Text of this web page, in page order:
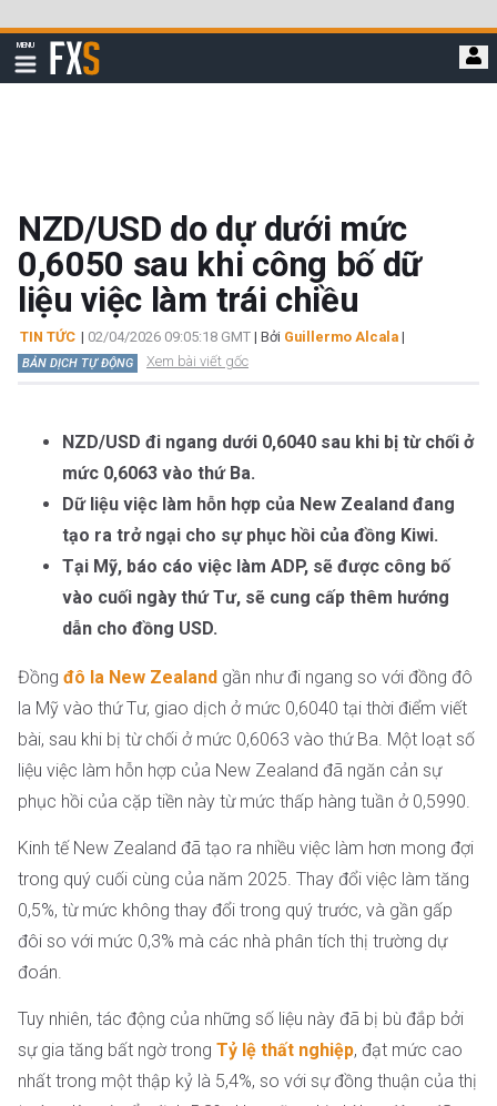
qua
đi
MENU
Hiển
thị
FXStreet
NZD/USD do dự dưới mức
0,6050 sau khi công bố dữ
liệu việc làm trái chiều
TIN TỨC | 02/04/2026 09:05:18 GMT | Bởi Guillermo Alcala |
BẢN DỊCH TỰ ĐỘNG Xem bài viết gốc
NZD/USD đi ngang dưới 0,6040 sau khi bị từ chối ở
mức 0,6063 vào thứ Ba.
Dữ liệu việc làm hỗn hợp của New Zealand đang
tạo ra trở ngại cho sự phục hồi của đồng Kiwi.
Tại Mỹ, báo cáo việc làm ADP, sẽ được công bố
vào cuối ngày thứ Tư, sẽ cung cấp thêm hướng
dẫn cho đồng USD.
Đồng đô la New Zealand gần như đi ngang so với đồng đô
la Mỹ vào thứ Tư, giao dịch ở mức 0,6040 tại thời điểm viết
bài, sau khi bị từ chối ở mức 0,6063 vào thứ Ba. Một loạt số
liệu việc làm hỗn hợp của New Zealand đã ngăn cản sự
phục hồi của cặp tiền này từ mức thấp hàng tuần ở 0,5990.
Kinh tế New Zealand đã tạo ra nhiều việc làm hơn mong đợi
trong quý cuối cùng của năm 2025. Thay đổi việc làm tăng
0,5%, từ mức không thay đổi trong quý trước, và gần gấp
đôi so với mức 0,3% mà các nhà phân tích thị trường dự
đoán.
Tuy nhiên, tác động của những số liệu này đã bị bù đắp bởi
sự gia tăng bất ngờ trong Tỷ lệ thất nghiệp, đạt mức cao
nhất trong một thập kỷ là 5,4%, so với sự đồng thuận của thị